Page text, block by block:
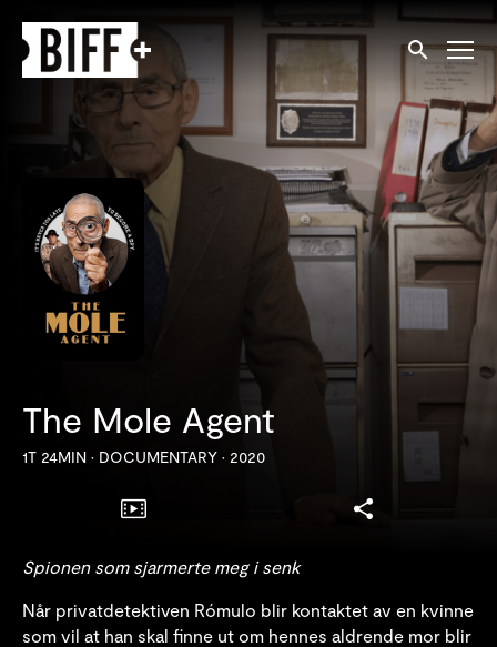
Tilgjengelighetslenker
Søk
The Mole Agent
1T 24MIN • DOCUMENTARY • 2020
Spionen som sjarmerte meg i senk
Når privatdetektiven Rómulo blir kontaktet av en kvinne
som vil at han skal finne ut om hennes aldrende mor blir